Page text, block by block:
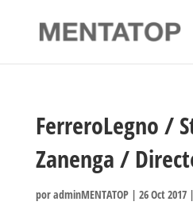
FerreroLegno /
Zanenga /
poradminMENTATOP| 26 Oct 2017|